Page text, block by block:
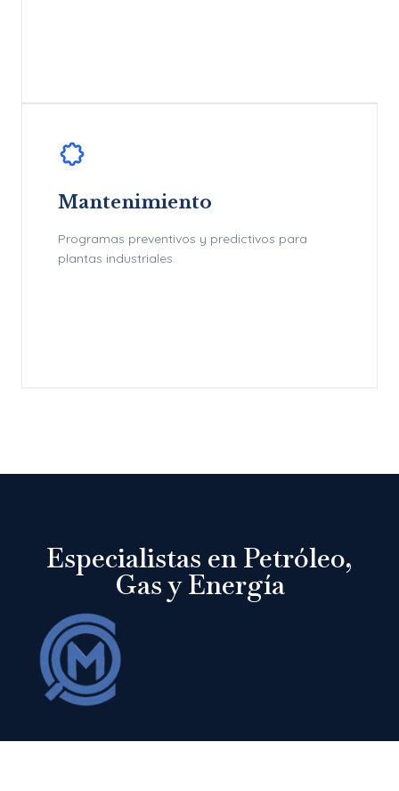
Mantenimiento
Programas preventivos y predictivos para
plantas industriales.
Especialistas en Petróleo,
Gas y Energía